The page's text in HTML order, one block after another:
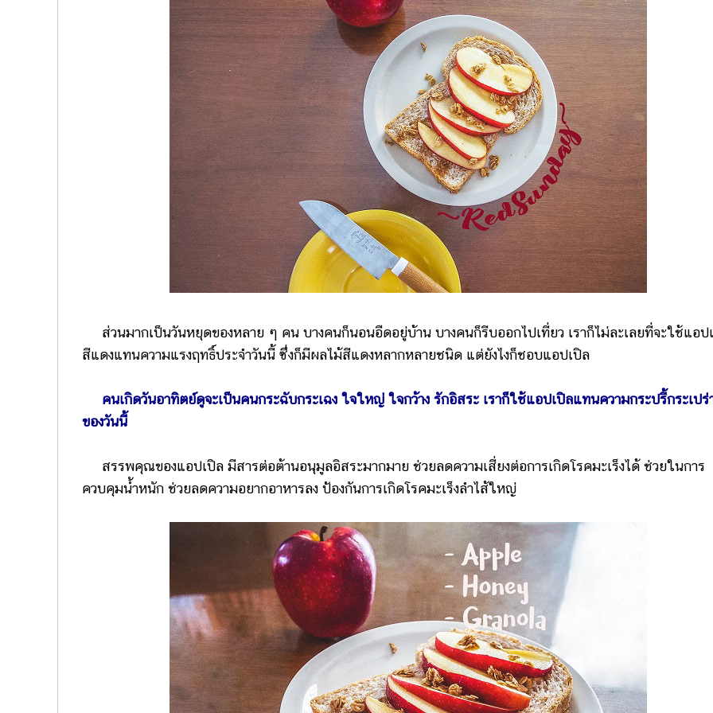
ส่วนมากเป็นวันหยุดของหลาย ๆ คน บางคนก็นอนอืดอยู่บ้าน บางคนก็รีบออกไปเที่ยว เราก็ไม่ละเลยที่จะใช้แอป
สีแดงแทนความแรงฤทธิ์ประจำวันนี้ ซึ่งก็มีผลไม้สีแดงหลากหลายชนิด แต่ยังไงก็ชอบแอปเปิล
คนเกิดวันอาทิตย์ดูจะเป็นคนกระฉับกระเฉง ใจใหญ่ ใจกว้าง รักอิสระ เราก็ใช้แอปเปิลแทนความกระปรี้กระเปร่
ของวันนี้
สรรพคุณของแอปเปิล มีสารต่อต้านอนุมูลอิสระมากมาย ช่วยลดความเสี่ยงต่อการเกิดโรคมะเร็งได้ ช่วยในการ
ควบคุมน้ำหนัก ช่วยลดความอยากอาหารลง ป้องกันการเกิดโรคมะเร็งลำไส้ใหญ่